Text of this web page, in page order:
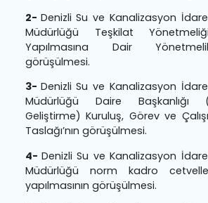
için Büyükşehir Belediye
Çavuşoğlu’na yetki
2- Denizli Su ve Kanalizasyon
Müdürlüğü Teşkilat
Yapılmasına Dair
görüşülmesi.
Müdürlüğü Daire
Geliştirme) Kuruluş, Görev ve
Taslağı’nın görüşülmesi.